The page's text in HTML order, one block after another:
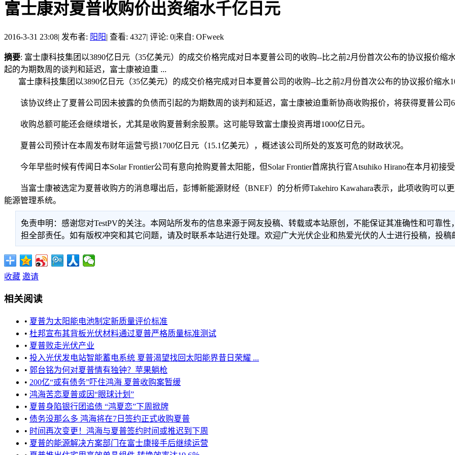
富士康对夏普收购价出资缩水千亿日元
2016-3-31 23:08| 发布者: 阳阳| 查看: 4327| 评论: 0|来自: OFweek
摘要: 富士康科技集团以3890亿日元（35亿美元）的成交价格完成对日本夏普公司的收购--比之前2月份首次公布的协议报价
起的为期数周的谈判和延迟，富士康被迫重 ...
富士康科技集团以3890亿日元（35亿美元）的成交价格完成对日本夏普公司的收购--比之前2月份首次公布的协议报价缩水
该协议终止了夏普公司因未披露的负债而引起的为期数周的谈判和延迟，富士康被迫重新协商收购报价，将获得夏普公司
收购总额可能还会继续增长，尤其是收购夏普剩余股票。这可能导致富士康投资再增1000亿日元。
夏普公司预计在本周发布财年运营亏损1700亿日元（15.1亿美元），概述该公司所处的岌岌可危的财政状况。
今年早些时候有传闻日本Solar Frontier公司有意向抢购夏普太阳能，但Solar Frontier首席执行官Atsuhiko Hirano在本月初接
当富士康被选定为夏普收购方的消息曝出后，彭博新能源财经（BNEF）的分析师Takehiro Kawahara表示，此项收购可以
能源管理系统。
免责申明：感谢您对TestPV的关注。本网站所发布的信息来源于网友投稿、转载或本站原创，不能保证其准确性和可靠
担全部责任。如有版权冲突和其它问题，请及时联系本站进行处理。欢迎广大光伏企业和热爱光伏的人士进行投稿，投稿邮
收藏 邀请
相关阅读
• 夏普为太阳能电池制定新质量评价标准
• 杜邦宣布其背板光伏材料通过夏普严格质量标准测试
• 夏普败走光伏产业
• 投入光伏发电站智能蓄电系统 夏普渴望找回太阳能界昔日荣耀 ...
• 郭台铭为何对夏普情有独钟？苹果躺枪
• 200亿“或有债务”吓住鸿海 夏普收购案暂缓
• 鸿海苦恋夏普或因“眼球计划”
• 夏普身陷银行团追债 “鸿夏恋”下周掀牌
• 债务没那么多 鸿海将在7日签约正式收购夏普
• 时间再次变更！鸿海与夏普签约时间或推迟到下周
• 夏普的能源解决方案部门在富士康接手后继续运营